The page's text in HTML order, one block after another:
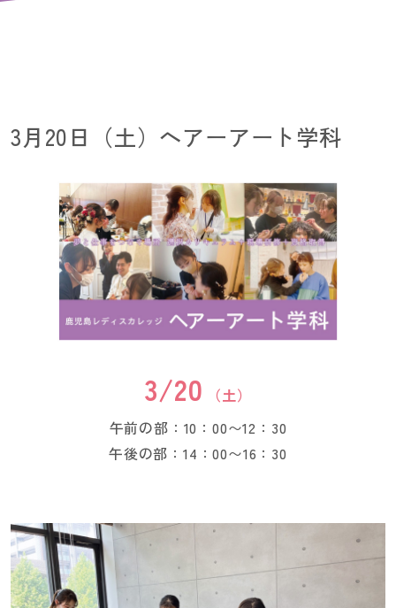
3月20日（土）ヘアーアート学科
3/20
（土）
午前の部：10：00〜12：30
午後の部：14：00〜16：30